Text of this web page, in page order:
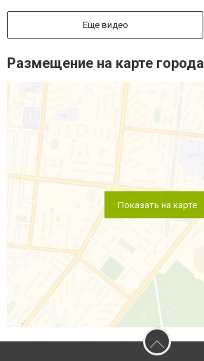
Еще видео
Размещение на карте города
Показать на карте